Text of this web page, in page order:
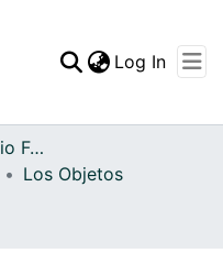
Statistics
Log In
Archivo del Patrimonio Fotográfico y Fílmico del Valle del Cauca
Los Objetos